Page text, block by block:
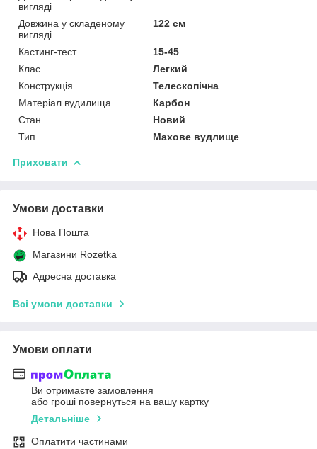
вигляді
Довжина у складеному
вигляді
122 см
Кастинг-тест
15-45
Клас
Легкий
Конструкція
Телескопічна
Матеріал вудилища
Карбон
Стан
Новий
Тип
Махове вудлище
Приховати
Умови доставки
Нова Пошта
Магазини Rozetka
Адресна доставка
Всі умови доставки
Умови оплати
Ви отримаєте замовлення
або гроші повернуться на вашу картку
Детальніше
Оплатити частинами